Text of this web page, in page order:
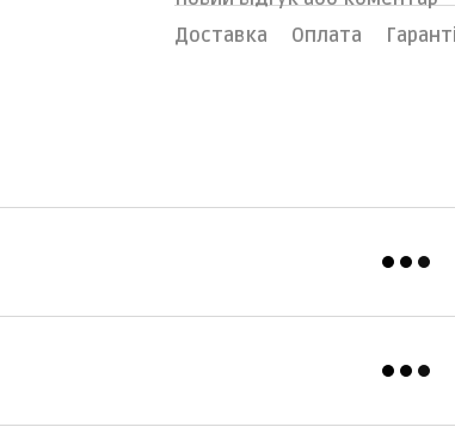
Доставка
Оплата